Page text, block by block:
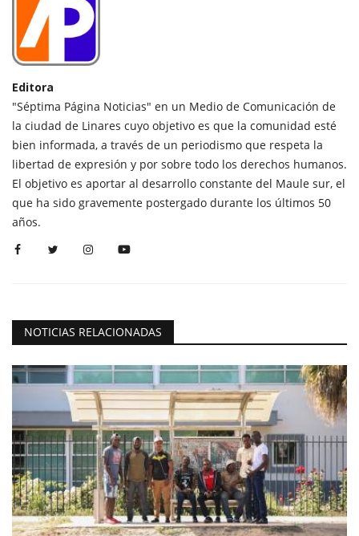
Editora
"Séptima Página Noticias" en un Medio de Comunicación de
la ciudad de Linares cuyo objetivo es que la comunidad esté
bien informada, a través de un periodismo que respeta la
libertad de expresión y por sobre todo los derechos humanos.
El objetivo es aportar al desarrollo constante del Maule sur, el
que ha sido gravemente postergado durante los últimos 50
años.
NOTICIAS RELACIONADAS